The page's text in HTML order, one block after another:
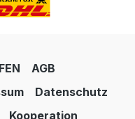
AGB
Datenschutz
Kooperation